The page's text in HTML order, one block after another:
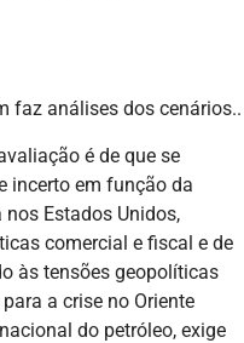
faz análises dos cenários..
é de que se
incerto em função da
Estados Unidos,
comercial e fiscal e de
às tensões geopolíticas
a crise no Oriente
do petróleo, exige